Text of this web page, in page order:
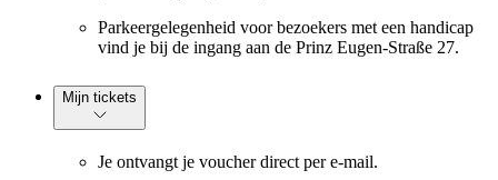
Parkeergelegenheid voor bezoekers met een handicap
vind je bij de ingang aan de Prinz Eugen-Straße 27.
Mijn tickets
Je ontvangt je voucher direct per e-mail.